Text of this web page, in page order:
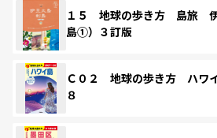
１５ 地球の歩き方 島旅
島①）３訂版
Ｃ０２ 地球の歩き方 ハワ
８